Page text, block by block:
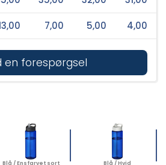
en forespørgsel
7,00 5,00 4,00
Blå / Ensfarvet sort Blå / Hvid